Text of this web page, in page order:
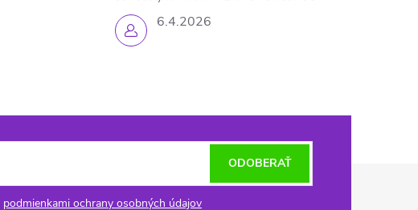
6.4.2026
podmienkami ochrany osobných údajov
ODOBERAŤ